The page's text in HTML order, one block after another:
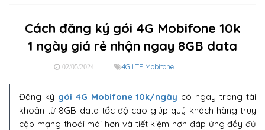
Cách đăng ký gói 4G Mobifone 10k
1 ngày giá rẻ nhận ngay 8GB data
02/05/2024 4G LTE Mobifone
Đăng ký gói 4G Mobifone 10k/ngày có ngay trong tài
khoản từ 8GB data tốc độ cao giúp quý khách hàng truy
cập mạng thoải mái hơn và tiết kiệm hơn đáp ứng đầy đủ